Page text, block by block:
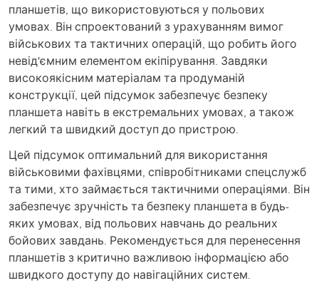
планшетів, що використовуються у польових
умовах. Він спроектований з урахуванням вимог
військових та тактичних операцій, що робить його
невід'ємним елементом екіпірування. Завдяки
високоякісним матеріалам та продуманій
конструкції, цей підсумок забезпечує безпеку
планшета навіть в екстремальних умовах, а також
легкий та швидкий доступ до пристрою.
Цей підсумок оптимальний для використання
військовими фахівцями, співробітниками спецслужб
та тими, хто займається тактичними операціями. Він
забезпечує зручність та безпеку планшета в будь-
яких умовах, від польових навчань до реальних
бойових завдань. Рекомендується для перенесення
планшетів з критично важливою інформацією або
швидкого доступу до навігаційних систем.